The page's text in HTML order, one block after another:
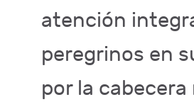
atención
peregrinos en
por la